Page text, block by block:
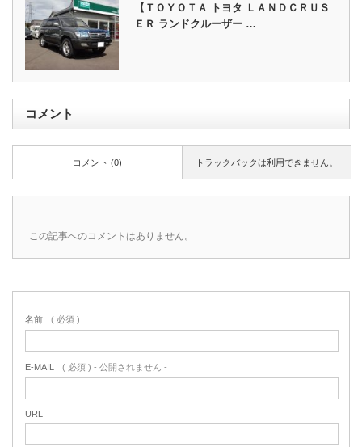
【ＴＯＹＯＴＡ トヨタ ＬＡＮＤＣＲＵＳ
ＥＲ ランドクルーザー …
コメント
トラックバックは利用できません。
コメント (0)
この記事へのコメントはありません。
名前 ( 必須 )
E-MAIL ( 必須 ) - 公開されません -
URL